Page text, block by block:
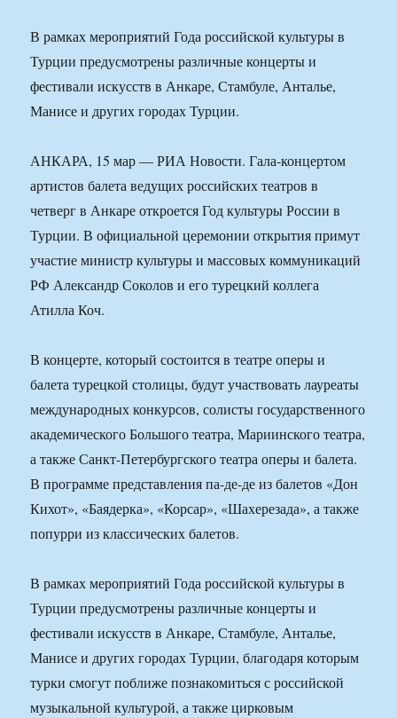
В рамках мероприятий Года российской культуры в
Турции предусмотрены различные концерты и
фестивали искусств в Анкаре, Стамбуле, Анталье,
Манисе и других городах Турции.
АНКАРА, 15 мар — РИА Новости. Гала-концертом
артистов балета ведущих российских театров в
четверг в Анкаре откроется Год культуры России в
Турции. В официальной церемонии открытия примут
участие министр культуры и массовых коммуникаций
РФ Александр Соколов и его турецкий коллега
Атилла Коч.
В концерте, который состоится в театре оперы и
балета турецкой столицы, будут участвовать лауреаты
международных конкурсов, солисты государственного
академического Большого театра, Мариинского театра,
а также Санкт-Петербургского театра оперы и балета.
В программе представления па-де-де из балетов «Дон
Кихот», «Баядерка», «Корсар», «Шахерезада», а также
попурри из классических балетов.
В рамках мероприятий Года российской культуры в
Турции предусмотрены различные концерты и
фестивали искусств в Анкаре, Стамбуле, Анталье,
Манисе и других городах Турции, благодаря которым
турки смогут поближе познакомиться с российской
музыкальной культурой, а также цирковым